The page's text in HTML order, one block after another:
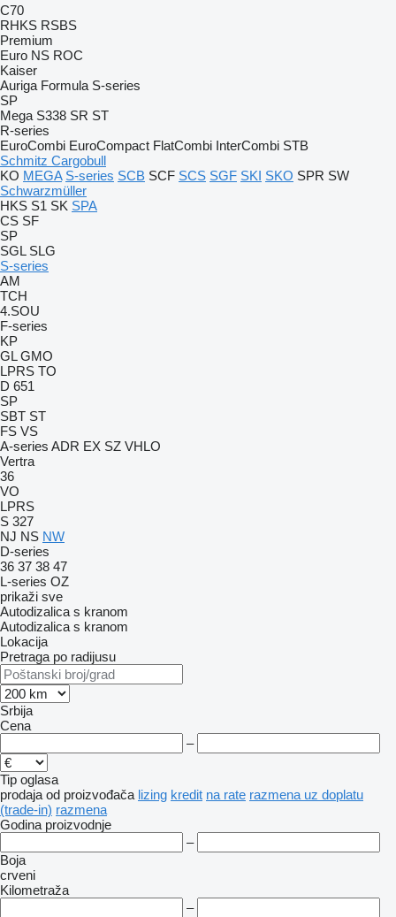
C70
RHKS RSBS
Premium
Euro NS ROC
Kaiser
Auriga Formula S-series
SP
Mega S338 SR ST
R-series
EuroCombi EuroCompact FlatCombi InterCombi STB
Schmitz Cargobull
KO MEGA S-series SCB SCF SCS SGF SKI SKO SPR SW
Schwarzmüller
HKS S1 SK SPA
CS SF
SP
SGL SLG
S-series
AM
TCH
4.SOU
F-series
KP
GL GMO
LPRS TO
D 651
SP
SBT ST
FS VS
A-series ADR EX SZ VHLO
Vertra
36
VO
LPRS
S 327
NJ NS NW
D-series
36 37 38 47
L-series OZ
prikaži sve
Autodizalica s kranom
Autodizalica s kranom
Lokacija
Pretraga po radijusu
Srbija
Cena
–
Tip oglasa
prodaja od proizvođača lizing kredit na rate razmena uz doplatu
(trade-in) razmena
Godina proizvodnje
–
Boja
crveni
Kilometraža
–